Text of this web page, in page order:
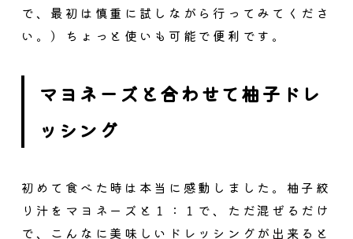
で、最初は慎重に試しながら行ってみてくださ
い。）ちょっと使いも可能で便利です。
マヨネーズと合わせて柚子ドレ
ッシング
初めて食べた時は本当に感動しました。柚子絞
り汁をマヨネーズと１：１で、ただ混ぜるだけ
で、こんなに美味しいドレッシングが出来ると